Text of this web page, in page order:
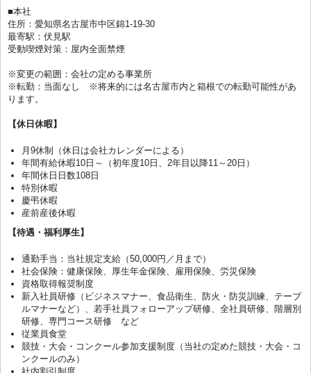
■本社
住所：愛知県名古屋市中区錦1-19-30
最寄駅：伏見駅
受動喫煙対策：屋内全面禁煙
※変更の範囲：会社の定める事業所
※転勤：当面なし ※将来的には名古屋市内と箱根での転勤可能性があ
ります。
【休日休暇】
月9休制（休日は会社カレンダーによる）
年間有給休暇10日～（初年度10日、2年目以降11～20日）
年間休日日数108日
特別休暇
慶弔休暇
産前産後休暇
【待遇・福利厚生】
通勤手当：当社規定支給（50,000円／月まで）
社会保険：健康保険、厚生年金保険、雇用保険、労災保険
資格取得報奨制度
新入社員研修（ビジネスマナー、食品衛生、防火・防災訓練、テーブ
ルマナーなど）、若手社員フォローアップ研修、全社員研修、階層別
研修、専門コース研修 など
従業員食堂
競技・大会・コンクール参加支援制度（当社の定めた競技・大会・コ
ンクールのみ）